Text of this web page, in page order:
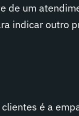
de um
indicar outro
é a